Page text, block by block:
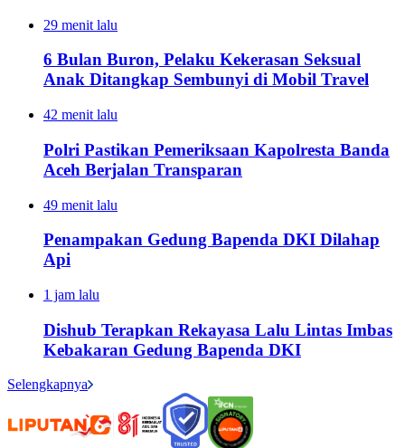
29 menit lalu
6 Bulan Buron, Pelaku Kekerasan Seksual
Anak Ditangkap Sembunyi di Mobil Travel
42 menit lalu
Polri Pastikan Pemeriksaan Kapolresta Banda
Aceh Berjalan Transparan
49 menit lalu
Penampakan Gedung Bapenda DKI Dilahap
Api
1 jam lalu
Dishub Terapkan Rekayasa Lalu Lintas Imbas
Kebakaran Gedung Bapenda DKI
Selengkapnya